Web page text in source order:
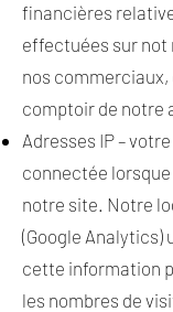
financières
effectuées sur not
nos
comptoir de notre
Adresses IP –
connectée
notre site. Notre
(Google Analytics)
cette information
les nombres de